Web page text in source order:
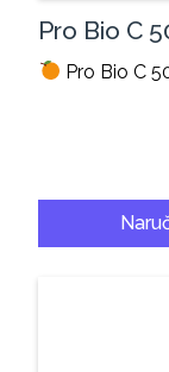
Pro Bio C
Pro Bio C